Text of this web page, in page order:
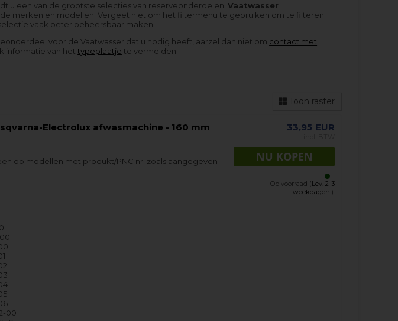
u een van de grootste selecties van reserveonderdelen;Vaatwasser
merken en modellen. Vergeet niet om het filtermenu te gebruiken om te filteren
vaak beter beheersbaar maken.
voor de Vaatwasser dat u nodig heeft, aarzel dan niet om contact met
informatie van hettypeplaatje te vermelden.
Toon raster
Electrolux afwasmachine - 160 mm
op modellen met produkt/PNC nr. zoals aangegeven
00
33,95 EUR
Op voorraad (Lev. 2-3
weekdagen. ).